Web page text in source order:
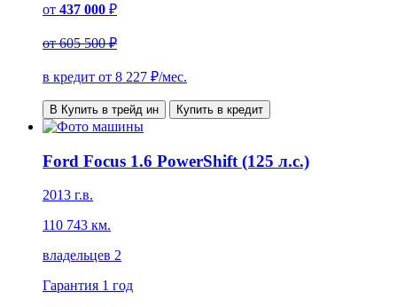
от 437 000 ₽
от605 500 ₽
в кредит от 8 227 ₽/мес.
В Купить в трейд ин Купить в кредит
Ford Focus 1.6 PowerShift (125 л.с.)
2013 г.в.
110 743 км.
владельцев 2
Гарантия 1 год